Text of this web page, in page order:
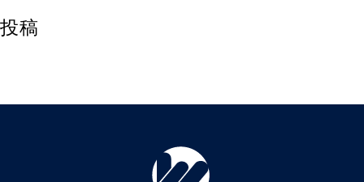
投稿